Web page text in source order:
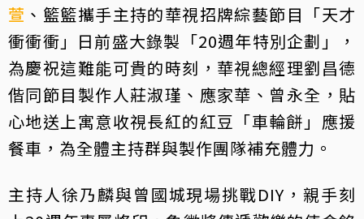
萱 、籃籃攜手主持的華視招牌綜藝節目「天才
衝衝衝」日前盛大錄製「20週年特別企劃」，
為慶祝這難能可貴的時刻，華視總經理劉昌德
偕同節目製作人莊淑瑾、應家華、曾永全，貼
心地送上寓意收視長紅的紅豆「車輪餅」應援
餐車，為全體主持群與製作團隊補充體力。
主持人徐乃麟與曾國城現場挑戰DIY，親手刻